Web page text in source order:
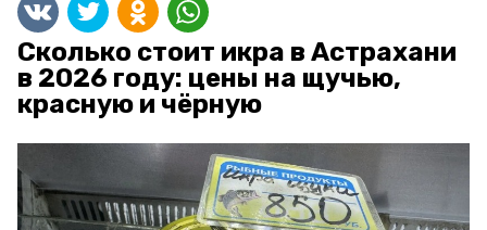
Сколько стоит икра в Астрахани
в 2026 году: цены на щучью,
красную и чёрную